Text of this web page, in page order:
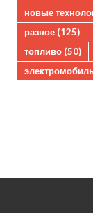
новые
разное (125)
топливо (50)